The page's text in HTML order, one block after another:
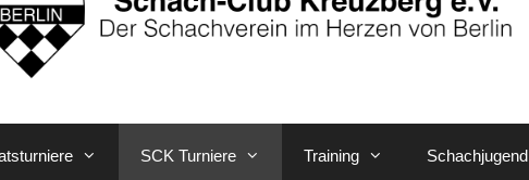
SCK Turniere Training Schachjugend